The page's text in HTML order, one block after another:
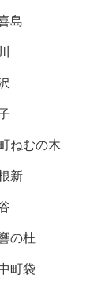
島
ねむの木
新
の杜
町袋